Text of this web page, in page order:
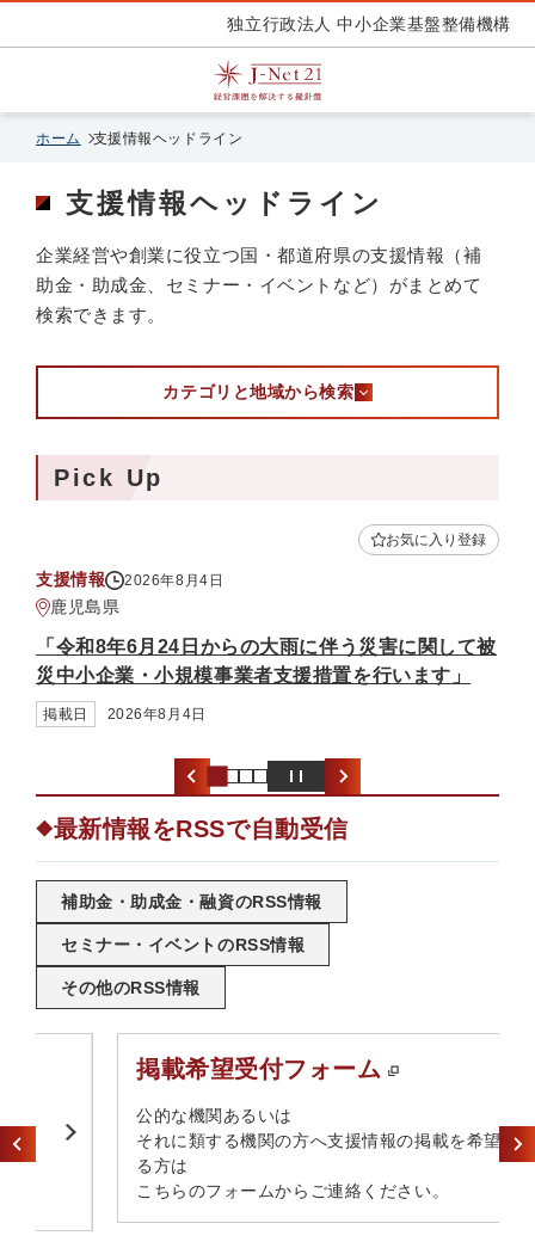
独立行政法人 中小企業基盤整備機構
ホーム 支援情報ヘッドライン
支援情報ヘッドライン
企業経営や創業に役立つ国・都道府県の支援情報（補
助金・助成金、セミナー・イベントなど）がまとめて
検索できます。
カテゴリと地域から検索
Pick Up
に関して被
います」
補助金・助成金
お気
「中小企業省力化投資補助金（一般型）（
募）」
掲載日
◆最新情報をRSSで自動受信
補助金・助成金・融資のRSS情報
セミナー・イベントのRSS情報
その他のRSS情報
掲載希望受付フォーム
​公的な機関あるいは​
それに類する機関の方へ​支援情報の掲載を希望され
こちらのフォームからご連絡ください。